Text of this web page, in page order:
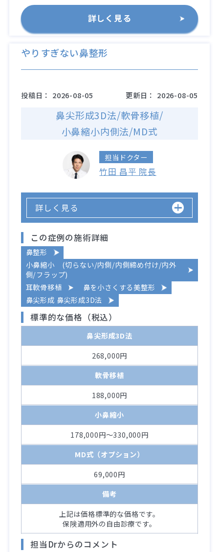
詳しく見る
やりすぎない鼻整形
投稿日： 2026-08-05 更新日： 2026-08-05
鼻尖形成3D法/軟骨移植/
小鼻縮小内側法/MD式
担当ドクター
竹田 昌平 院長
詳しく見る
この症例の施術詳細
鼻整形
小鼻縮小 (切らない/内側/内側締め付け/内外
側/フラップ)
耳軟骨移植
鼻を小さくする美整形
鼻尖形成 鼻尖形成3D法
標準的な価格（税込）
鼻尖形成3D法
268,000円
軟骨移植
188,000円
小鼻縮小
178,000円～330,000円
MD式（オプション）
69,000円
備考
上記は価格標準的な価格です。
保険適用外の自由診療です。
担当Drからのコメント